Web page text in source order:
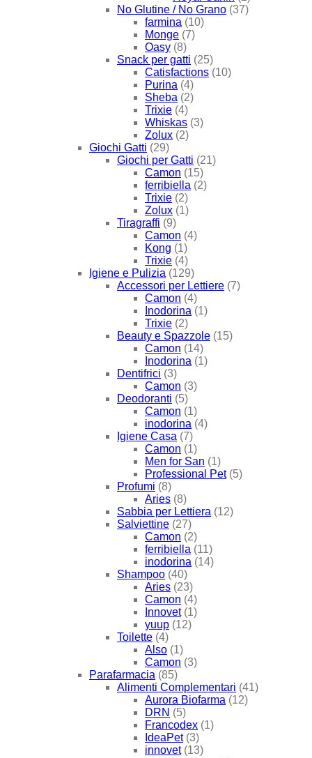
No Glutine / No Grano (37)
farmina (10)
Monge (7)
Oasy (8)
Snack per gatti (25)
Catisfactions (10)
Purina (4)
Sheba (2)
Trixie (4)
Whiskas (3)
Zolux (2)
Giochi Gatti (29)
Giochi per Gatti (21)
Camon (15)
ferribiella (2)
Trixie (2)
Zolux (1)
Tiragraffi (9)
Camon (4)
Kong (1)
Trixie (4)
Igiene e Pulizia (129)
Accessori per Lettiere (7)
Camon (4)
Inodorina (1)
Trixie (2)
Beauty e Spazzole (15)
Camon (14)
Inodorina (1)
Dentifrici (3)
Camon (3)
Deodoranti (5)
Camon (1)
inodorina (4)
Igiene Casa (7)
Camon (1)
Men for San (1)
Professional Pet (5)
Profumi (8)
Aries (8)
Sabbia per Lettiera (12)
Salviettine (27)
Camon (2)
ferribiella (11)
inodorina (14)
Shampoo (40)
Aries (23)
Camon (4)
Innovet (1)
yuup (12)
Toilette (4)
Also (1)
Camon (3)
Parafarmacia (85)
Alimenti Complementari (41)
Aurora Biofarma (12)
DRN (5)
Francodex (1)
IdeaPet (3)
innovet (13)